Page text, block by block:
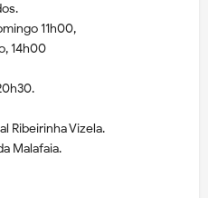
11h00,
14h00
Ribeirinha Vizela.
Malafaia.